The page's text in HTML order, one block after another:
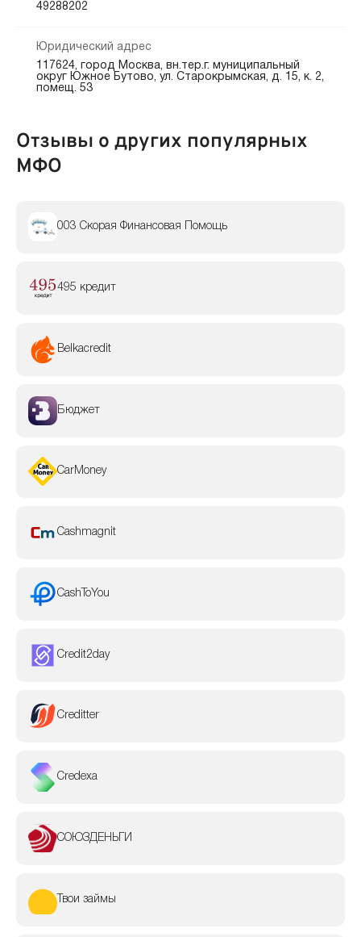
49288202
Юридический адрес
117624, город Москва, вн.тер.г. муниципальный
округ Южное Бутово, ул. Старокрымская, д. 15, к. 2,
помещ. 53
Отзывы о других популярных
МФО
003 Скорая Финансовая Помощь
495 кредит
Belkacredit
Бюджет
CarMoney
Cashmagnit
CashToYou
Credit2day
Creditter
Credexa
СОЮЗДЕНЬГИ
Твои займы